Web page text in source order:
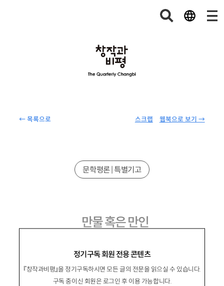
← 목록으로 웹북으로 보기 →
스크랩
정기구독 회원 전용 콘텐츠
『창작과비평』을 정기구독하시면 모든 글의 전문을 읽으실 수 있습니다.
구독 중이신 회원은 로그인 후 이용 가능합니다.
문학평론 | 특별기고
만물 혹은 만인